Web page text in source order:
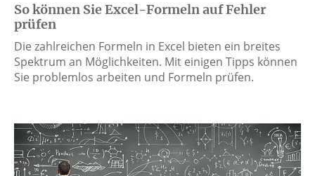
So können Sie Excel-Formeln auf Fehler
prüfen
Die zahlreichen Formeln in Excel bieten ein breites
Spektrum an Möglichkeiten. Mit einigen Tipps können
Sie problemlos arbeiten und Formeln prüfen.